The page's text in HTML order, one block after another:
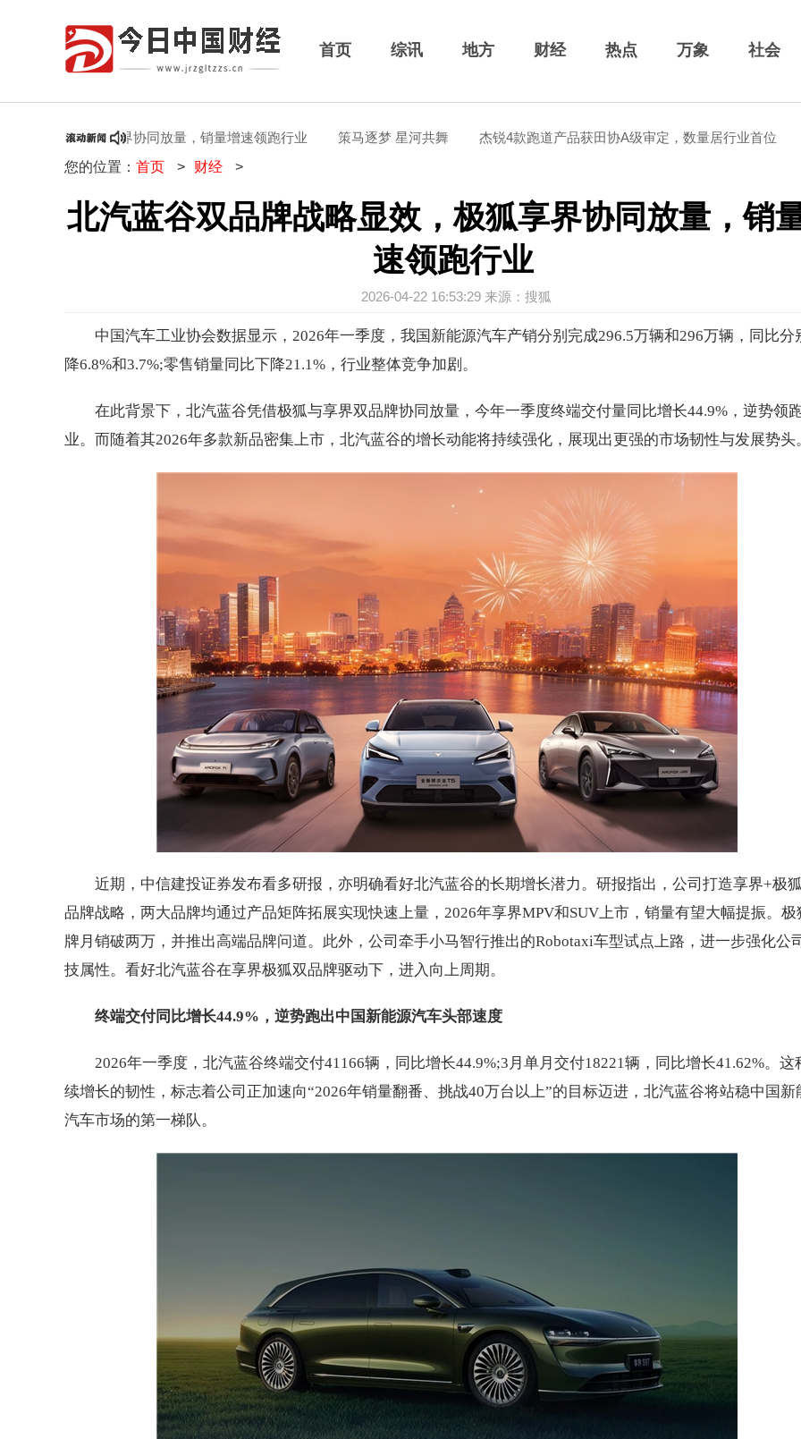
首页 综讯 地方 财经 热点 万象 社会
极狐享界协同放量，销量增速领跑行业 策马逐梦 星河共舞 杰锐4款跑道产品获田协A级审定，数量居行业首位 福建省
您的位置： 首页 > 财经 >
北汽蓝谷双品牌战略显效，极狐享界协同放量，销
速领跑行业
2026-04-22 16:53:29 来源：搜狐
中国汽车工业协会数据显示，2026年一季度，我国新能源汽车产销分别完成296.5万辆和296万辆，同比分
降6.8%和3.7%;零售销量同比下降21.1%，行业整体竞争加剧。
在此背景下，北汽蓝谷凭借极狐与享界双品牌协同放量，今年一季度终端交付量同比增长44.9%，逆势领
业。而随着其2026年多款新品密集上市，北汽蓝谷的增长动能将持续强化，展现出更强的市场韧性与发展势头
近期，中信建投证券发布看多研报，亦明确看好北汽蓝谷的长期增长潜力。研报指出，公司打造享界+极
品牌战略，两大品牌均通过产品矩阵拓展实现快速上量，2026年享界MPV和SUV上市，销量有望大幅提振。极
牌月销破两万，并推出高端品牌问道。此外，公司牵手小马智行推出的Robotaxi车型试点上路，进一步强化公
技属性。看好北汽蓝谷在享界极狐双品牌驱动下，进入向上周期。
终端交付同比增长44.9%，逆势跑出中国新能源汽车头部速度
2026年一季度，北汽蓝谷终端交付41166辆，同比增长44.9%;3月单月交付18221辆，同比增长41.62%。这
续增长的韧性，标志着公司正加速向“2026年销量翻番、挑战40万台以上”的目标迈进，北汽蓝谷将站稳中国新
汽车市场的第一梯队。